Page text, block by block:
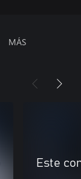
MÁS
Este